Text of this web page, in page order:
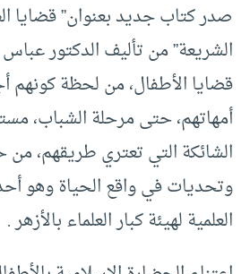
صدر كتاب جديد بعنوان” قضايا
الشريعة” من تأليف الدكتور
قضايا الأطفال، من لحظة كونهم
أمهاتهم، حتى مرحلة الشباب،
الشائكة التي تعتري طريقهم، من
وتحديات في واقع الحياة وهو
العلمية لهيئة كبار العلماء بالأزهر .